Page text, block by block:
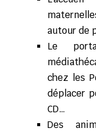
autour de
Le
chez les
déplacer
CD…
Des